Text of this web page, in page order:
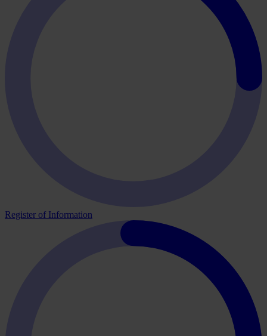
Register of Information